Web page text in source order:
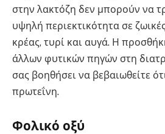
στην λακτόζη δεν μπορούν να
υψηλή περιεκτικότητα σε
κρέας, τυρί και αυγά. Η
άλλων φυτικών πηγών στη
σας βοηθήσει να βεβαιωθείτε
πρωτεΐνη.
Φολικό οξύ